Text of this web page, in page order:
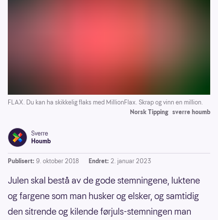
FLAX. Du kan ha skikkelig flaks med MillionFlax. Skrap og vinn en million.
Norsk Tipping sverre houmb
Sverre
Houmb
Publisert: 9. oktober 2018 Endret: 2. januar 2023
Julen skal bestå av de gode stemningene, luktene
og fargene som man husker og elsker, og samtidig
den sitrende og kilende førjuls-stemningen man